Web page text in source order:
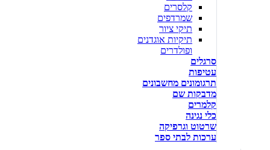
קלסרים
שמרדפים
תיקי ציור
תיקיות אוגדנים
ופולדרים
סרגלים
עטיפות
תרגומונים מחשבונים
מדבקות שם
קלמרים
כלי נגינה
שרטוט וגרפיקה
ערכות לבתי ספר